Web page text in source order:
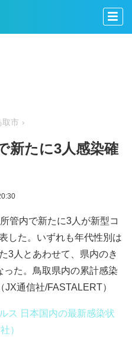
取市
新たに3人感染確
管内で新たに3人が新型コ
した。いずれも年代性別は
3人とあわせて、県内のき
った。鳥取県内の累計感染
通信社/FASTALERT）
ス 日本国内の最新感染状
）